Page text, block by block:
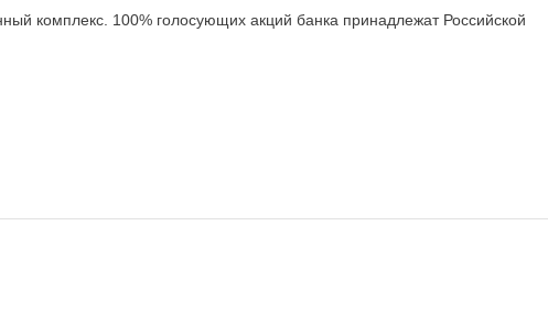
комплекс. 100% голосующих акций банка принадлежат Российской